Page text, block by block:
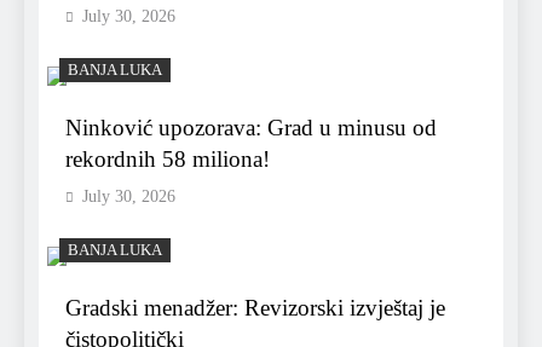
July 30, 2026
BANJA LUKA
Ninković upozorava: Grad u minusu od
rekordnih 58 miliona!
July 30, 2026
BANJA LUKA
Gradski menadžer: Revizorski izvještaj je
čistopolitički